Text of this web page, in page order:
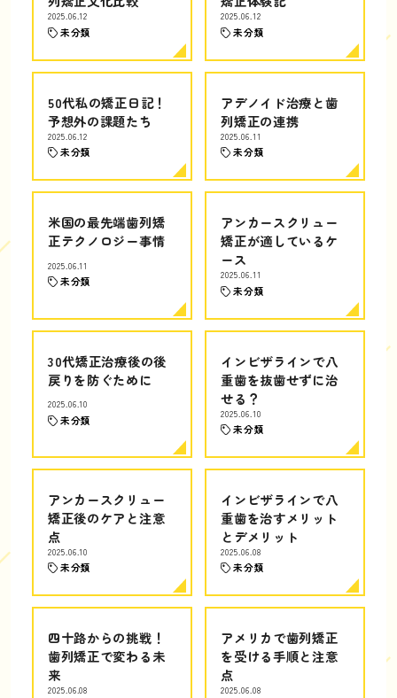
2025.06.12
未分類
2025.06.12
未分類
50代私の矯正日記！
予想外の課題たち
2025.06.12
未分類
アデノイド治療と歯
列矯正の連携
2025.06.11
未分類
米国の最先端歯列矯
正テクノロジー事情
2025.06.11
未分類
アンカースクリュー
矯正が適しているケ
ース
2025.06.11
未分類
30代矯正治療後の後
戻りを防ぐために
2025.06.10
未分類
インビザラインで八
重歯を抜歯せずに治
せる？
2025.06.10
未分類
アンカースクリュー
矯正後のケアと注意
点
2025.06.10
未分類
インビザラインで八
重歯を治すメリット
とデメリット
2025.06.08
未分類
四十路からの挑戦！
歯列矯正で変わる未
来
2025.06.08
アメリカで歯列矯正
を受ける手順と注意
点
2025.06.08